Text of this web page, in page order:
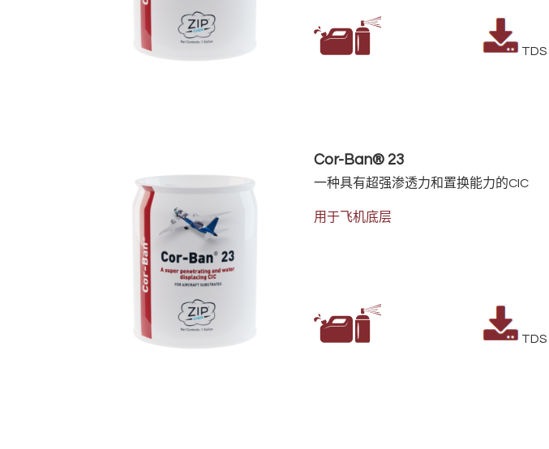
TDS
Cor-Ban® 23
一种具有超强渗透力和置换能力的CIC
用于飞机底层
TDS